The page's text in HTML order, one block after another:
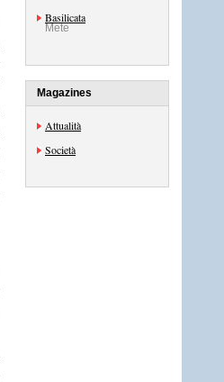
Basilicata
Mete
Magazines
Attualità
Società